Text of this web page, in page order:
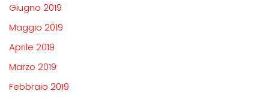
Giugno 2019
Maggio 2019
Aprile 2019
Marzo 2019
Febbraio 2019